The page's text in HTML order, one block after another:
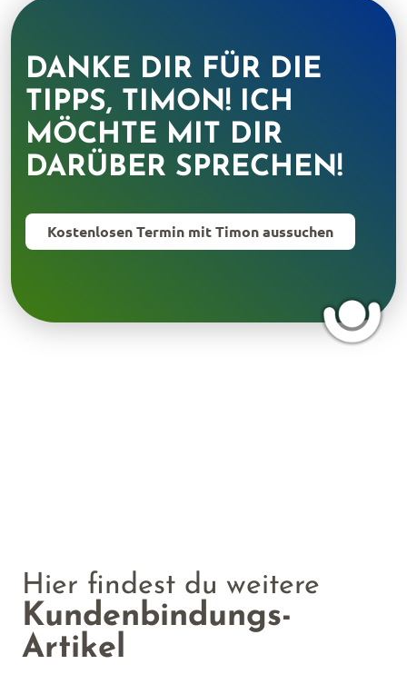
DANKE DIR FÜR DIE
TIPPS, TIMON! ICH
MÖCHTE MIT DIR
DARÜBER SPRECHEN!
Kostenlosen Termin mit Timon aussuchen
Hier findest du weitere
Kundenbindungs-
Artikel